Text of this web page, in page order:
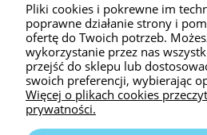
O NAS
Pliki cookies i pokrewne im
poprawne działanie strony i
ofertę do Twoich potrzeb.
wykorzystanie przez nas
przejść do sklepu lub
swoich preferencji, wybierając
Więcej o plikach cookies
prywatności.